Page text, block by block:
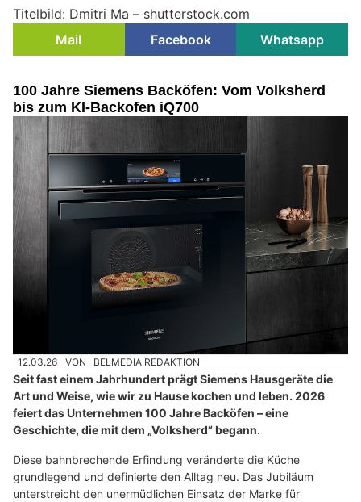
Titelbild: Dmitri Ma – shutterstock.com
Mail
Facebook Whatsapp
100 Jahre Siemens Backöfen: Vom Volksherd
bis zum KI-Backofen iQ700
12.03.26 VON BELMEDIA REDAKTION
Seit fast einem Jahrhundert prägt Siemens Hausgeräte die
Art und Weise, wie wir zu Hause kochen und leben. 2026
feiert das Unternehmen 100 Jahre Backöfen – eine
Geschichte, die mit dem „Volksherd“ begann.
Diese bahnbrechende Erfindung veränderte die Küche
grundlegend und definierte den Alltag neu. Das Jubiläum
unterstreicht den unermüdlichen Einsatz der Marke für